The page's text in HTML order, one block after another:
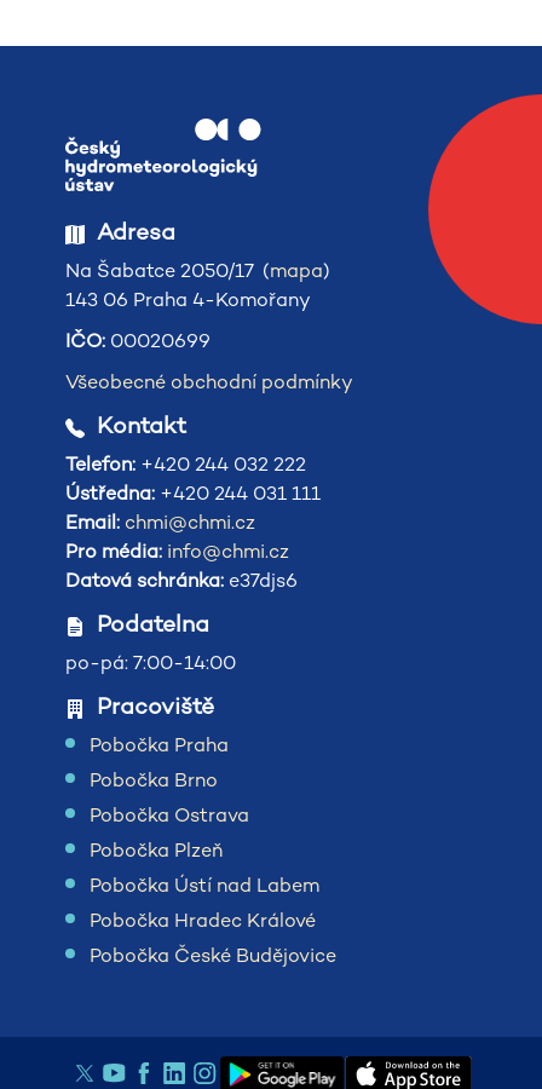
Adresa
Na Šabatce 2050/17 (mapa)
143 06 Praha 4-Komořany
IČO: 00020699
Všeobecné obchodní podmínky
Kontakt
Telefon: +420 244 032 222
Ústředna: +420 244 031 111
Email: chmi@chmi.cz
Pro média: info@chmi.cz
Datová schránka: e37djs6
Podatelna
po-pá: 7:00-14:00
Pracoviště
Pobočka Praha
Pobočka Brno
Pobočka Ostrava
Pobočka Plzeň
Pobočka Ústí nad Labem
Pobočka Hradec Králové
Pobočka České Budějovice